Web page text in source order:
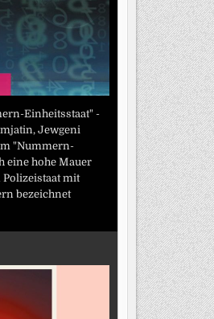
Einheitsstaat" -
Jewgeni
"Nummern-
eine hohe Mauer
mit
bezeichnet